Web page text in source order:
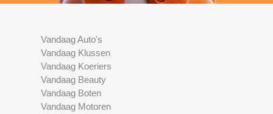
Vandaag Auto's
Vandaag Klussen
Vandaag Koeriers
Vandaag Beauty
Vandaag Boten
Vandaag Motoren